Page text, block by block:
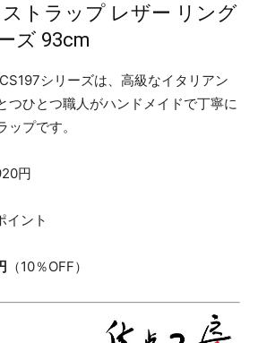
トラップ レザー リング
ズ 93cm
シリーズは、高級なイタリアン
つひとつ職人がハンドメイドで丁寧に
プです。
円
イント
（10％OFF）